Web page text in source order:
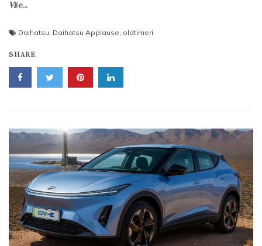
Više...
Daihatsu, Daihatsu Applause, oldtimeri
SHARE